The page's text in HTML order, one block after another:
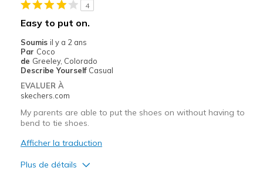
4
Easy to put on.
Soumis il y a 2 ans
Par Coco
de Greeley, Colorado
Describe Yourself Casual
EVALUER À
skechers.com
My parents are able to put the shoes on without having to
bend to tie shoes.
Afficher la traduction
Plus de détails